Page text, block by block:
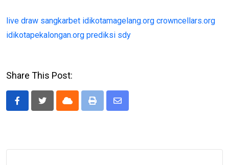
live draw sangkarbet idikotamagelang.org crowncellars.org
idikotapekalongan.org prediksi sdy
Share This Post:
Cloud Print
Share